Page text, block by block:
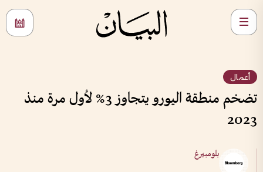
أعمال
تضخم منطقة اليورو يتجاوز 3% لأول مرة منذ
2023
بلومبيرغ